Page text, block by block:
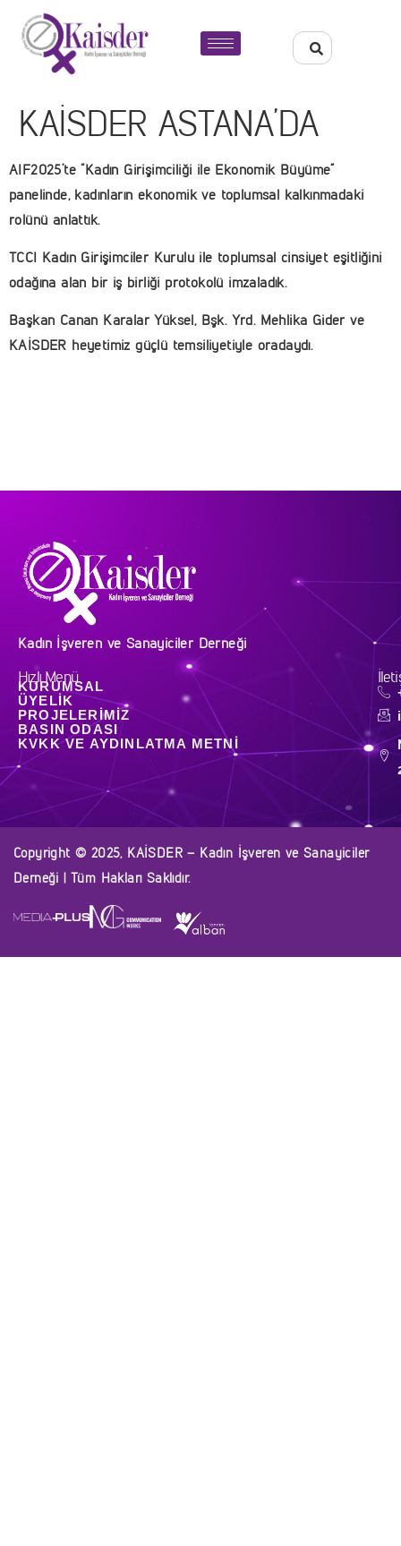
KAİSDER ASTANA’DA
AIF2025’te “Kadın Girişimciliği ile Ekonomik Büyüme”
panelinde, kadınların ekonomik ve toplumsal kalkınmadaki
rolünü anlattık.
TCCI Kadın Girişimciler Kurulu ile toplumsal cinsiyet eşitliğini
odağına alan bir iş birliği protokolü imzaladık.
Başkan Canan Karalar Yüksel, Bşk. Yrd. Mehlika Gider ve
KAİSDER heyetimiz güçlü temsiliyetiyle oradaydı.
Kadın İşveren ve Sanayiciler Derneği
Hızlı Menü
KURUMSAL
ÜYELIK
PROJELERIMIZ
BASIN ODASI
KVKK VE AYDINLATMA METNI
Copyright © 2025, KAİSDER – Kadın İşveren ve Sanayiciler
Derneği | Tüm Hakları Saklıdır.